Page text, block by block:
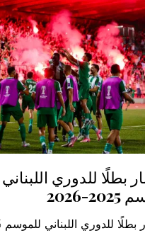
بطلًا للدوري اللبناني
2026